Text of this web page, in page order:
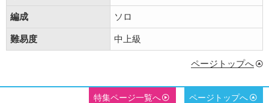
編成 ソロ
難易度 中上級
ページトップへ
特集ページ一覧へ ページトップへ